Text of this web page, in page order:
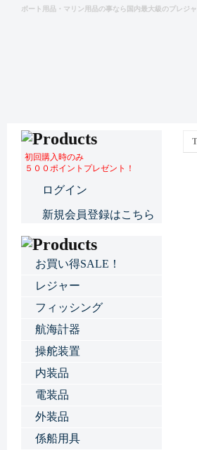
ボート用品・マリン用品の事なら国内最大級のプレジ
初回購入時のみ
５００ポイントプレゼント！
ログイン
新規会員登録はこちら
お買い得SALE！
レジャー
フィッシング
航海計器
操舵装置
内装品
電装品
外装品
係船用具